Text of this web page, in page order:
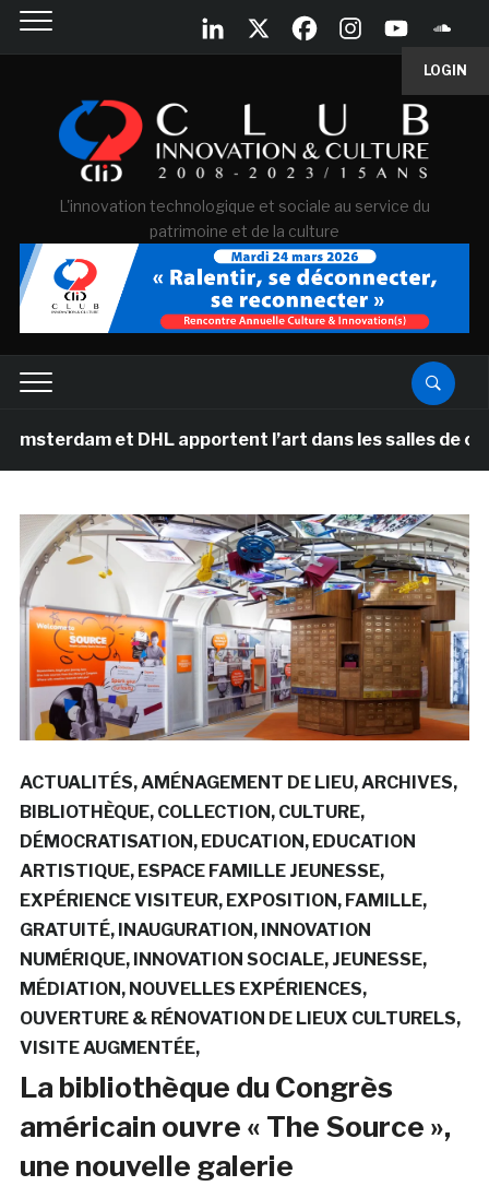
LOGIN
L'innovation technologique et sociale au service du
patrimoine et de la culture
et DHL apportent l’art dans les salles de classe
ACTUALITÉS AMÉNAGEMENT DE LIEU ARCHIVES
BIBLIOTHÈQUE COLLECTION CULTURE
DÉMOCRATISATION EDUCATION EDUCATION
ARTISTIQUE ESPACE FAMILLE JEUNESSE
EXPÉRIENCE VISITEUR EXPOSITION FAMILLE
GRATUITÉ INAUGURATION INNOVATION
NUMÉRIQUE INNOVATION SOCIALE JEUNESSE
MÉDIATION NOUVELLES EXPÉRIENCES
OUVERTURE & RÉNOVATION DE LIEUX CULTURELS
VISITE AUGMENTÉE
La bibliothèque du Congrès
américain ouvre « The Source »,
une nouvelle galerie